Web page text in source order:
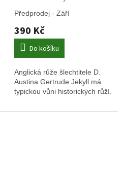
Anglické růže
Předprodej - Září
390 Kč
Do košíku
Anglická růže šlechtitele D.
Austina Gertrude Jekyll má
typickou vůni historických růží.